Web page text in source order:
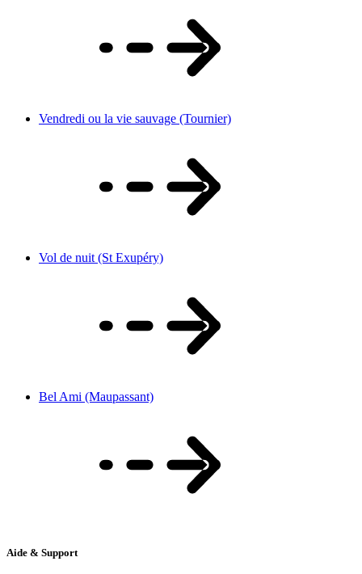
Vendredi ou la vie sauvage (Tournier)
Vol de nuit (St Exupéry)
Bel Ami (Maupassant)
Aide & Support